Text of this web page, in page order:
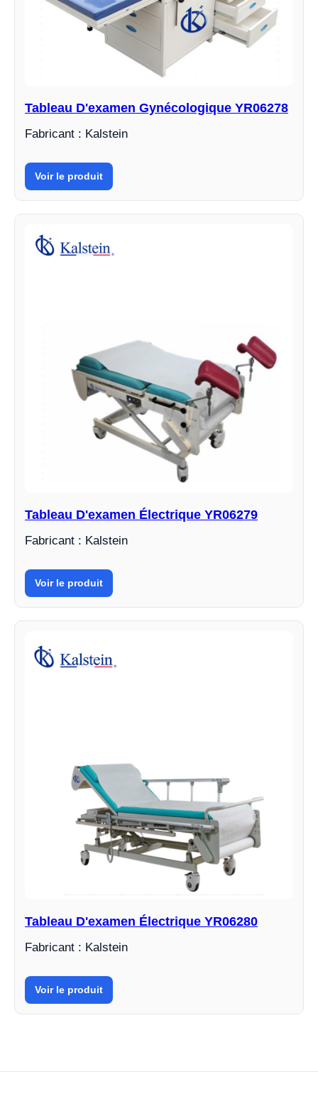
Tableau D'examen Gynécologique YR06278
Fabricant : Kalstein
Voir le produit
Tableau D'examen Électrique YR06279
Fabricant : Kalstein
Voir le produit
Tableau D'examen Électrique YR06280
Fabricant : Kalstein
Voir le produit